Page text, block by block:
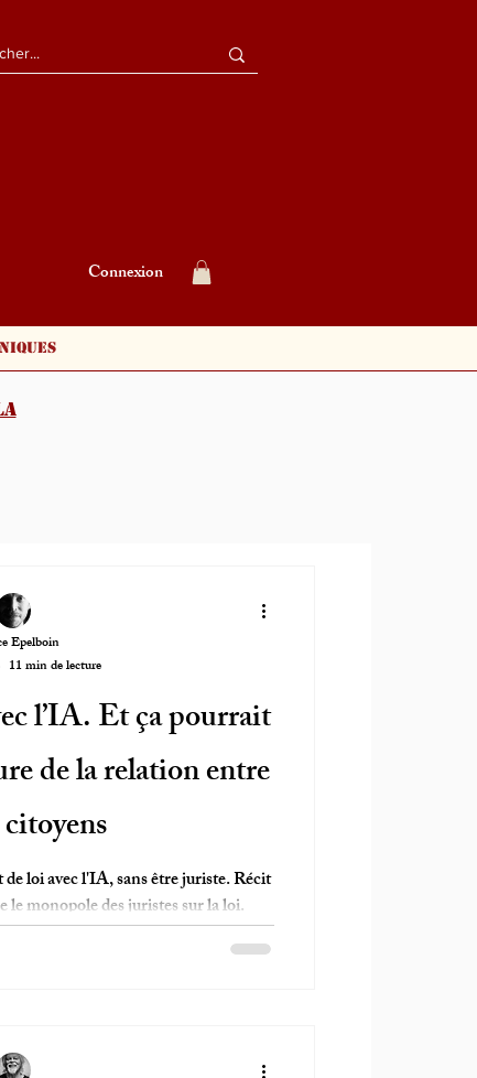
Connexion
l’IA. Et ça pourrait
de la relation entre
loi avec l'IA, sans être juriste. Récit
monopole des juristes sur la loi.
Epelboin
11 min de lecture